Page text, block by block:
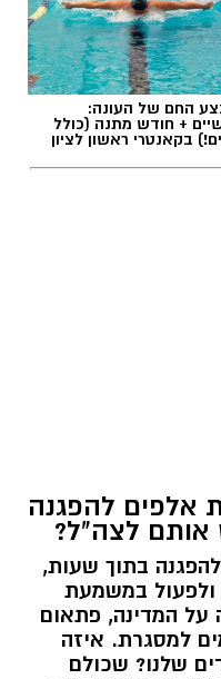
צילומים מאירוע
נשמח שתשתפו
החם של העונה:
+ חודש מתנה (כולל
בקאנטרי ראשון לציון
אלפים להפגנה
אותם לצה"ל?
בתוך שעות,
ולפעול במשמעת
המדינה, פתאום
למסגרת. איזה
שלנו? שכולם